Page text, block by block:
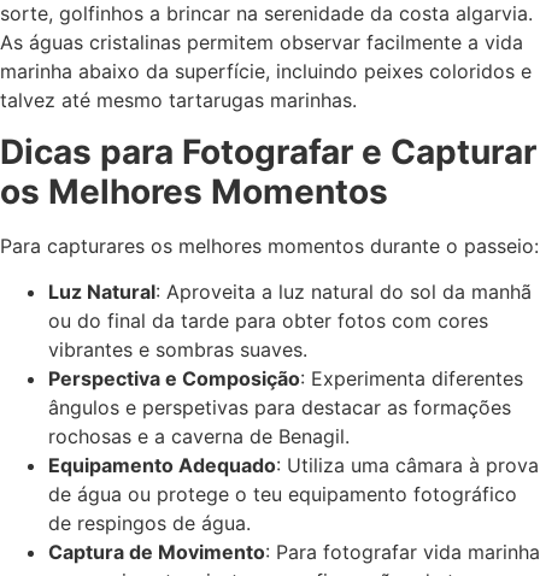
sorte, golfinhos a brincar na serenidade da costa algarvia.
As águas cristalinas permitem observar facilmente a vida
marinha abaixo da superfície, incluindo peixes coloridos e
talvez até mesmo tartarugas marinhas.
Dicas para Fotografar e Capturar
os Melhores Momentos
Para capturares os melhores momentos durante o passeio:
Luz Natural: Aproveita a luz natural do sol da manhã
ou do final da tarde para obter fotos com cores
vibrantes e sombras suaves.
Perspectiva e Composição: Experimenta diferentes
ângulos e perspetivas para destacar as formações
rochosas e a caverna de Benagil.
Equipamento Adequado: Utiliza uma câmara à prova
de água ou protege o teu equipamento fotográfico
de respingos de água.
Captura de Movimento: Para fotografar vida marinha